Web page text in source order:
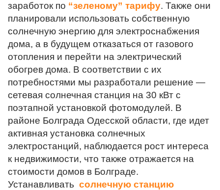
заработок по “зеленому” тарифу. Также они
планировали использовать собственную
солнечную энергию для электроснабжения
дома, а в будущем отказаться от газового
отопления и перейти на электрический
обогрев дома. В соответствии с их
потребностями мы разработали решение —
сетевая солнечная станция на 30 кВт с
поэтапной установкой фотомодулей. В
районе Болграда Одесской области, где идет
активная установка солнечных
электростанций, наблюдается рост интереса
к недвижимости, что также отражается на
стоимости домов в Болграде.
Устанавливать солнечную станцию